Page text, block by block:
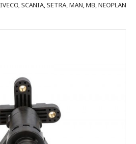
SCANIA, SETRA, MAN, MB, NEOPLAN